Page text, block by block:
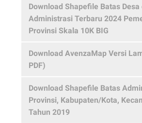
Download Shapefile Batas Desa
Administrasi Terbaru 2024
Provinsi Skala 10K BIG
Download AvenzaMap Versi
PDF)
Download Shapefile Batas
Provinsi, Kabupaten/Kota,
Tahun 2019